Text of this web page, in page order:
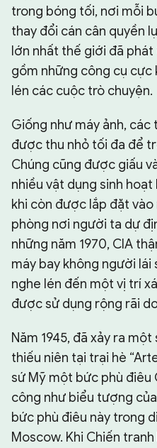
trong bóng tối, nơi mỗi
thay đổi cán cân quyền
lớn nhất thế giới đã
gồm những công cụ cực
lén các cuộc trò chuyện.
Giống như máy ảnh,
được thu nhỏ tối đa để
Chúng cũng được giấu
nhiều vật dụng sinh
khi còn được lắp đặt
phòng nơi người ta dự
những năm 1970, CIA
máy bay không người
nghe lén đến một vị trí
được sử dụng rộng rãi
Năm 1945, đã xảy ra
thiếu niên tại trại hè
sứ Mỹ một bức phù điêu
công như biểu tượng
bức phù điêu này trong
Moscow. Khi Chiến